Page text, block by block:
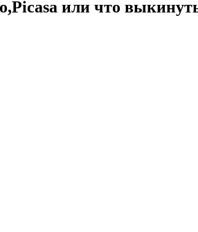
или что